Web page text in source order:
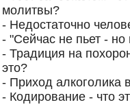
молитвы?
- Недостаточно
- "Сейчас не пьет - но
- Традиция на
это?
- Приход алкоголика
- Кодирование - что